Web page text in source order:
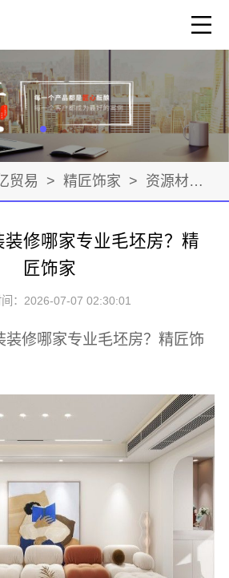
贸易 > 精匠饰家 > 资源材料
装修哪家专业毛坯房？精
匠饰家
间：2026-07-07 02:30:01
装修哪家专业毛坯房？精匠饰